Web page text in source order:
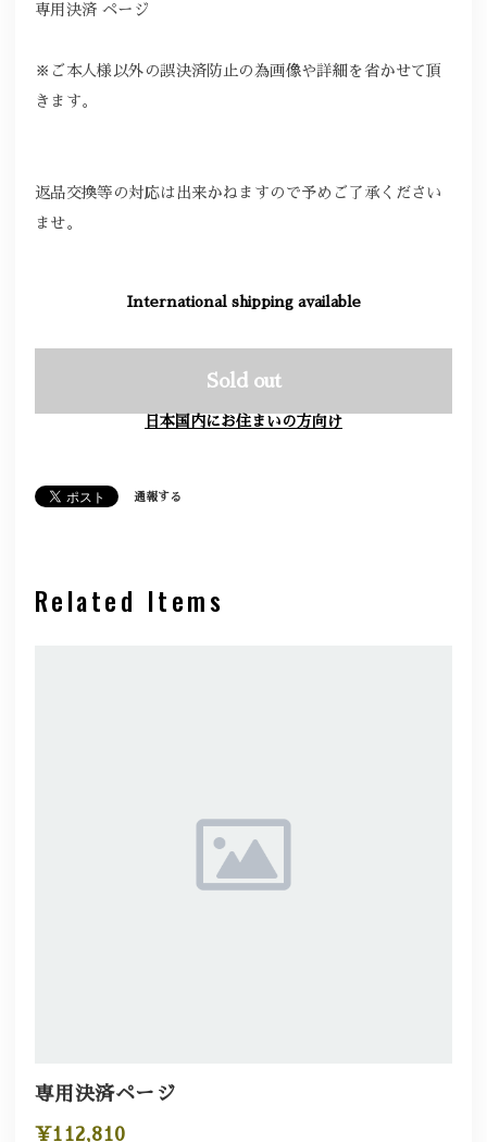
専用決済 ページ
※ご本人様以外の誤決済防止の為画像や詳細を省かせて頂
きます。
返品交換等の対応は出来かねますので予めご了承ください
ませ。
International shipping available
Sold out
日本国内にお住まいの方向け
通報する
Related Items
専用決済ページ
¥112,810